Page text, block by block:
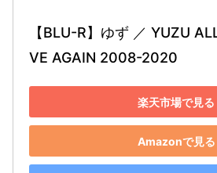
【BLU-R】ゆず ／ YUZU
VE AGAIN 2008-2020
楽天市場で見る
Amazonで見る